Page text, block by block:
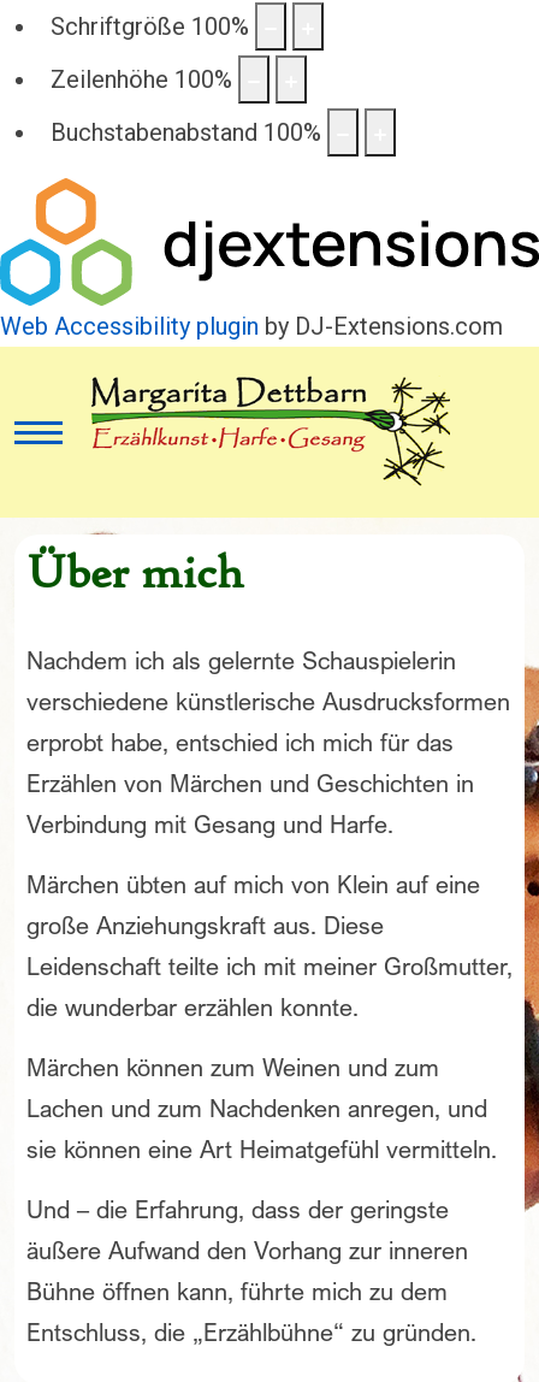
Schriftgröße 100%
Zeilenhöhe 100%
Buchstabenabstand 100%
Web Accessibility plugin by DJ-Extensions.com
Mobile Menu Toggle
Über mich
Nachdem ich als gelernte Schauspielerin
verschiedene künstlerische Ausdrucksformen
erprobt habe, entschied ich mich für das
Erzählen von Märchen und Geschichten in
Verbindung mit Gesang und Harfe.
Märchen übten auf mich von Klein auf eine
große Anziehungskraft aus. Diese
Leidenschaft teilte ich mit meiner Großmutter,
die wunderbar erzählen konnte.
Märchen können zum Weinen und zum
Lachen und zum Nachdenken anregen, und
sie können eine Art Heimatgefühl vermitteln.
Und – die Erfahrung, dass der geringste
äußere Aufwand den Vorhang zur inneren
Bühne öffnen kann, führte mich zu dem
Entschluss, die „Erzählbühne“ zu gründen.